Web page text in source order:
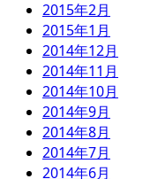
2015年2月
2015年1月
2014年12月
2014年11月
2014年10月
2014年9月
2014年8月
2014年7月
2014年6月